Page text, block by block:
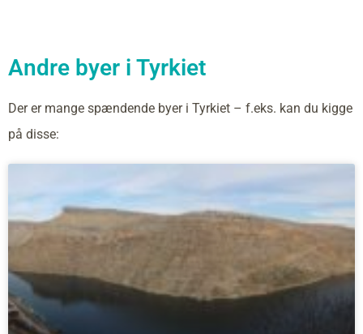
Andre byer i Tyrkiet
Der er mange spændende byer i Tyrkiet – f.eks. kan du kigge
på disse: